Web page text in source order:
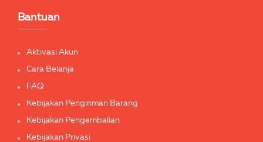
Bantuan
Aktivasi Akun
Cara Belanja
FAQ
Kebijakan Pengiriman Barang
Kebijakan Pengembalian
Kebijakan Privasi